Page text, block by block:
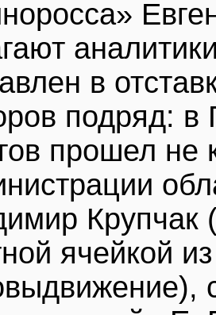
в
подряд: в
прошел не
Крупчак
ячейкой